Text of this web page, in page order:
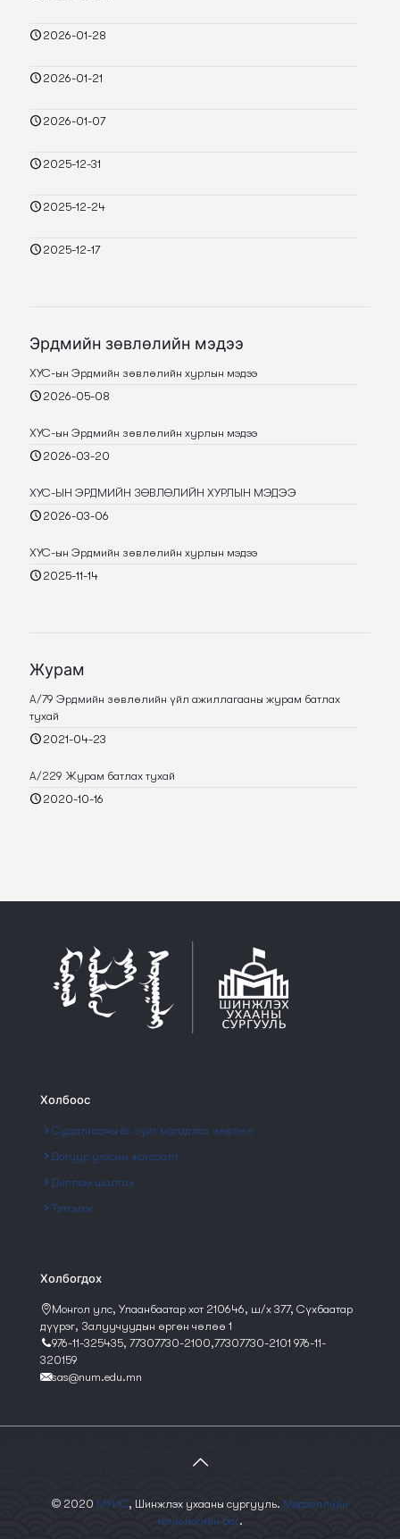
2026-01-28
2026-01-21
2026-01-07
2025-12-31
2025-12-24
2025-12-17
Эрдмийн зөвлөлийн мэдээ
ХУС-ын Эрдмийн зөвлөлийн хурлын мэдээ
2026-05-08
ХУС-ын Эрдмийн зөвлөлийн хурлын мэдээ
2026-03-20
ХУС-ЫН ЭРДМИЙН ЗӨВЛӨЛИЙН ХУРЛЫН МЭДЭЭ
2026-03-06
ХУС-ын Эрдмийн зөвлөлийн хурлын мэдээ
2025-11-14
Журам
А/79 Эрдмийн зөвлөлийн үйл ажиллагааны журам батлах
тухай
2021-04-23
А/229 Журам батлах тухай
2020-10-16
Холбоос
Судалгааны ёс зүйг магадлах зөвлөл
Дотуур утасны жагсаалт
Диплом шалгах
Тэтгэлэг
Холбогдох
Монгол улс, Улаанбаатар хот 210646, ш/х 377, Сүхбаатар
дүүрэг, Залуучуудын өргөн чөлөө 1
976-11-325435, 77307730-2100,77307730-2101 976-11-
320159
sas@num.edu.mn
© 2020 МУИС, Шинжлэх ухааны сургууль. Мэдээллийн
технологийн баг.